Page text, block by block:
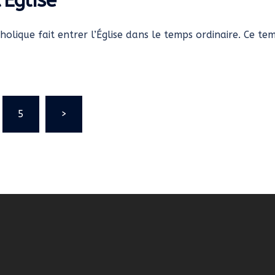
fait entrer l’Église dans le temps ordinaire. Ce
5 >